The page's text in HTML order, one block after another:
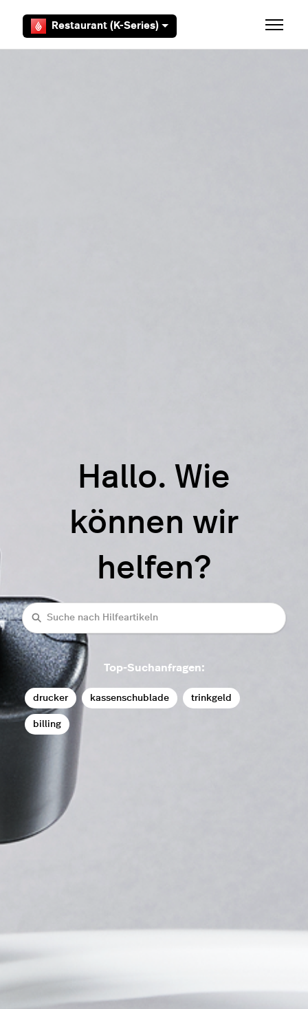
Restaurant (K-Series)
Hallo. Wie
können wir
helfen?
Suche
Top-Suchanfragen:
drucker kassenschublade trinkgeld
billing